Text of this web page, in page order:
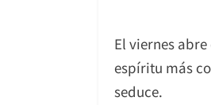
El viernes
espíritu más
seduce.